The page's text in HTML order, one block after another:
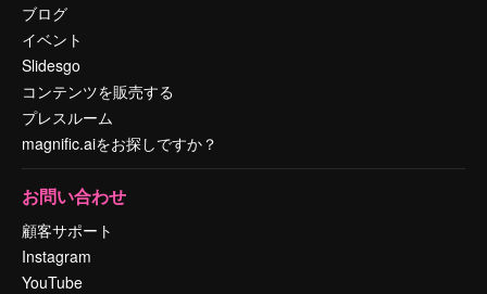
ブログ
イベント
Slidesgo
コンテンツを販売する
プレスルーム
magnific.aiをお探しですか？
お問い合わせ
顧客サポート
Instagram
YouTube